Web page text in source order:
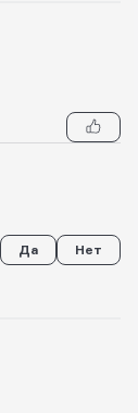
Да Нет